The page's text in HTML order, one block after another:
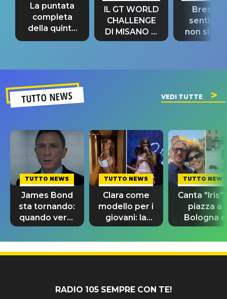
La puntata
completa
della quinta
tappa
IL GT WORLD
CHALLENGE
DI MISANO si
riconferma
Bresh:
non si
fino alla
TUTTO NEWS VEDI TUTTE
TUTTO NEWS
James Bond
sta tornando:
quando verrà
svelato il
nuovo 007
TUTTO NEWS
Clara come
modello per i
giovani: la
dedica
dell'ex
professore
TUTTO NEWS
Canta "Iris"
piazza a
Bologna e
spunta
Antonacci
RADIO 105 SEMPRE CON TE!